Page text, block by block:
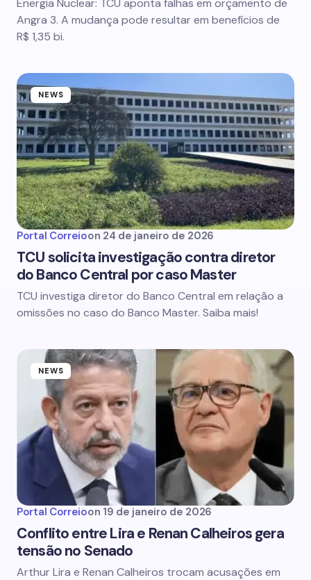
Energia Nuclear: TCU aponta falhas em orçamento de
Angra 3. A mudança pode resultar em benefícios de
R$ 1,35 bi.
NEWS
Portal Correioon 24 de janeiro de 2026
TCU solicita investigação contra diretor
do Banco Central por caso Master
TCU investiga diretor do Banco Central em relação a
omissões no caso do Banco Master. Saiba mais!
NEWS
Portal Correioon 19 de janeiro de 2026
Conflito entre Lira e Renan Calheiros gera
tensão no Senado
Arthur Lira e Renan Calheiros trocam acusações em